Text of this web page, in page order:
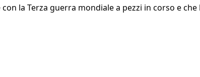
la Terza guerra mondiale a pezzi in corso e che